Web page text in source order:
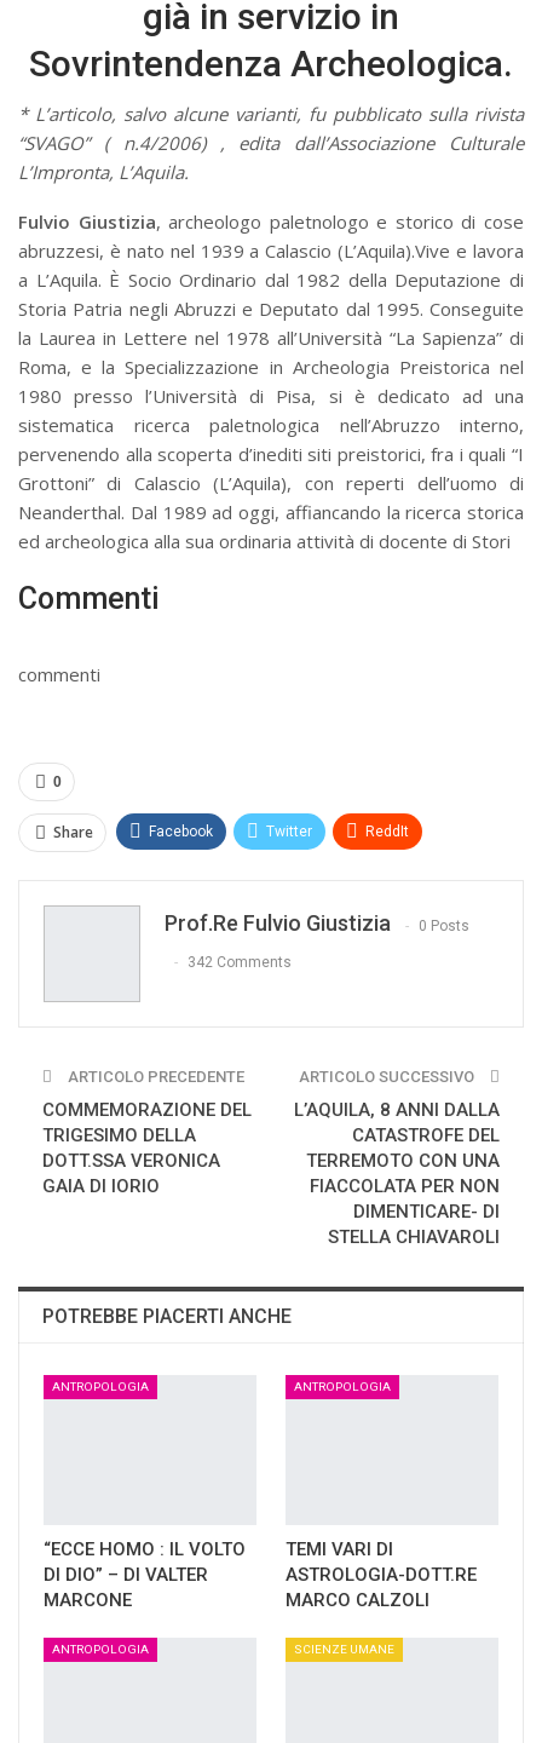
già in servizio in
Sovrintendenza Archeologica.
*L’articolo, salvo alcune varianti, fu pubblicato sulla rivista
“SVAGO” ( n.4/2006) , edita dall’Associazione Culturale
L’Impronta, L’Aquila.
Fulvio Giustizia, archeologo paletnologo e storico di cose
abruzzesi, è nato nel 1939 a Calascio (L’Aquila).Vive e lavora
a L’Aquila. È Socio Ordinario dal 1982 della Deputazione di
Storia Patria negli Abruzzi e Deputato dal 1995. Conseguite
la Laurea in Lettere nel 1978 all’Università “La Sapienza” di
Roma, e la Specializzazione in Archeologia Preistorica nel
1980 presso l’Università di Pisa, si è dedicato ad una
sistematica ricerca paletnologica nell’Abruzzo interno,
pervenendo alla scoperta d’inediti siti preistorici, fra i quali “I
Grottoni” di Calascio (L’Aquila), con reperti dell’uomo di
Neanderthal. Dal 1989 ad oggi, affiancando la ricerca storica
ed archeologica alla sua ordinaria attività di docente di Stori
Commenti
commenti
0
Share Facebook Twitter ReddIt
Prof.re Fulvio Giustizia 0 Posts
342 Comments
ARTICOLO PRECEDENTE
COMMEMORAZIONE DEL
TRIGESIMO DELLA
DOTT.SSA VERONICA
GAIA DI IORIO
ARTICOLO SUCCESSIVO
L’AQUILA, 8 ANNI DALLA
CATASTROFE DEL
TERREMOTO CON UNA
FIACCOLATA PER NON
DIMENTICARE- DI
STELLA CHIAVAROLI
POTREBBE PIACERTI ANCHE
ANTROPOLOGIA
“ECCE HOMO : IL VOLTO
DI DIO” – DI VALTER
MARCONE
ANTROPOLOGIA
TEMI VARI DI
ASTROLOGIA-DOTT.RE
MARCO CALZOLI
ANTROPOLOGIA SCIENZE UMANE